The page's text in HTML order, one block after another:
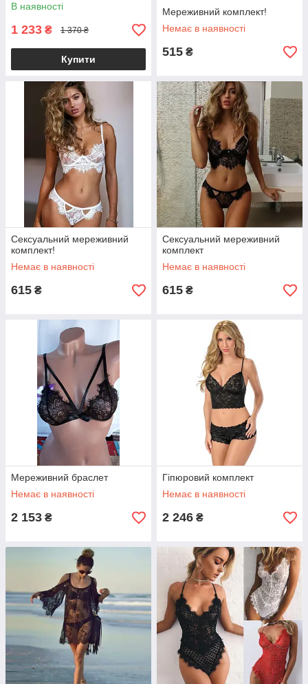
В наявності
1 233 ₴ 1 370 ₴
Купити
Мереживний комплект!
Немає в наявності
515 ₴
Сексуальний мереживний
комплект!
Немає в наявності
615 ₴
Сексуальний мереживний
комплект
Немає в наявності
615 ₴
Мереживний браслет
Немає в наявності
2 153 ₴
Гіпюровий комплект
Немає в наявності
2 246 ₴